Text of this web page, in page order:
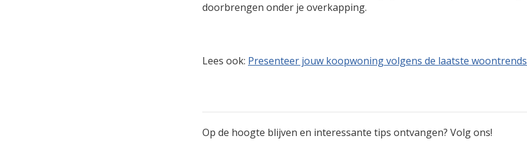
doorbrengen onder je overkapping.
Lees ook: Presenteer jouw koopwoning volgens de laatste woontrends
Op de hoogte blijven en interessante tips ontvangen? Volg ons!